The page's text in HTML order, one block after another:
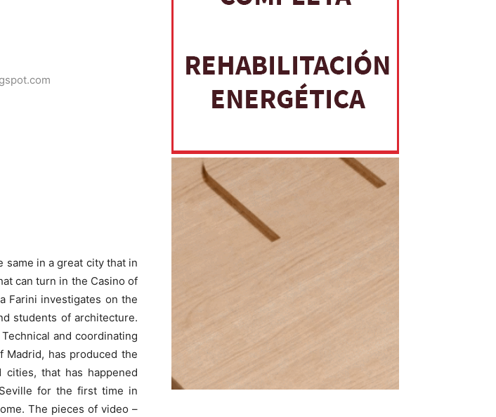
in a great city that in
can turn in the Casino of
Farini investigates on the
students of architecture.
and coordinating
has produced the
that has happened
for the first time in
The pieces of video –